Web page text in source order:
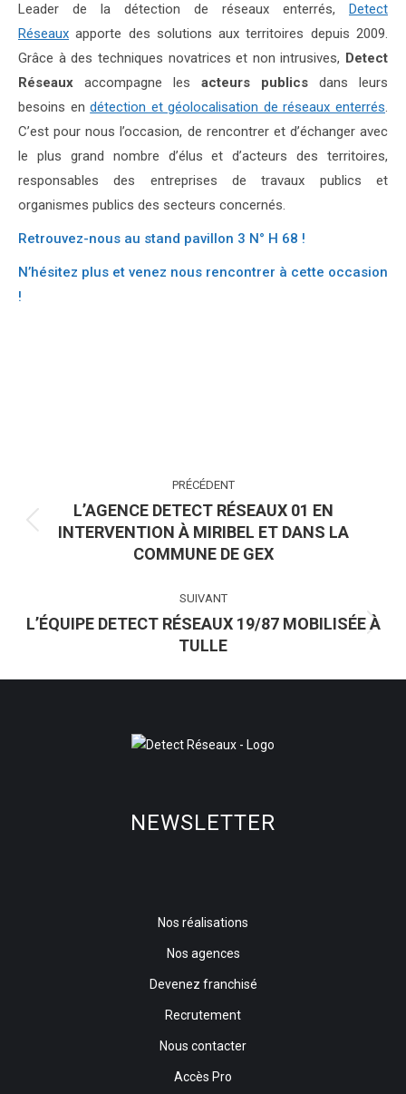
Leader de la détection de réseaux enterrés, Detect
Réseaux apporte des solutions aux territoires depuis 2009.
Grâce à des techniques novatrices et non intrusives, Detect
Réseaux accompagne les acteurs publics dans leurs
besoins endétection et géolocalisation de réseaux enterrés.
C’est pour nous l’occasion, de rencontrer et d’échanger avec
le plus grand nombre d’élus et d’acteurs des territoires,
responsables des entreprises de travaux publics et
organismes publics des secteurs concernés.
Retrouvez-nous au stand pavillon 3 N° H 68 !
N’hésitez plus et venez nous rencontrer à cette occasion
!
ARTICLE
PRÉCÉDENT
Article
précédent
L’AGENCE DETECT RÉSEAUX 01 EN
INTERVENTION À MIRIBEL ET DANS LA
COMMUNE DE GEX
SUIVANT
Article
:
L’ÉQUIPE DETECT RÉSEAUX 19/87 MOBILISÉE À
TULLE
NEWSLETTER
Nos réalisations
Nos agences
Devenez franchisé
Recrutement
Nous contacter
Accès Pro